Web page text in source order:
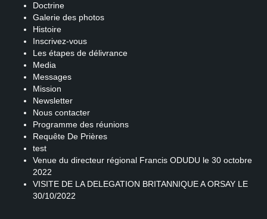
Doctrine
Galerie des photos
Histoire
Inscrivez-vous
Les étapes de délivrance
Media
Messages
Mission
Newsletter
Nous contacter
Programme des réunions
Requête De Prières
test
Venue du directeur régional Francis ODUDU le 30 octobre
2022
VISITE DE LA DELEGATION BRITANNIQUE A ORSAY LE
30/10/2022